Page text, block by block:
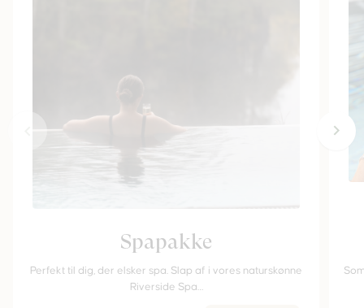
Spapakke
Perfekt til dig, der elsker spa. Slap af i vores naturskønne
Riverside Spa…